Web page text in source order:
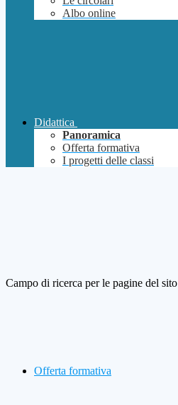
Albo online
Didattica
Panoramica
Offerta formativa
I progetti delle classi
Campo di ricerca per le pagine del sito
Offerta formativa